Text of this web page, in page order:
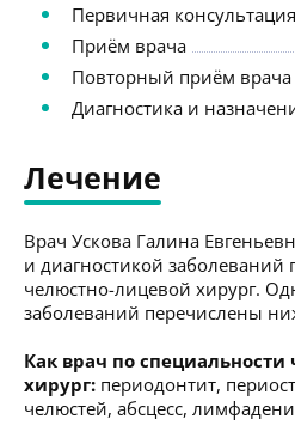
Первичная консультация
Приём врача
Повторный приём врача
Диагностика и
Лечение
Врач Ускова Галина
и диагностикой заболеваний
челюстно-лицевой хирург.
заболеваний перечислены
Как врач по
хирург: периодонтит,
челюстей, абсцесс,